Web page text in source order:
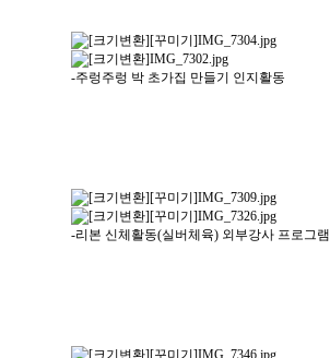
-주렁주렁 박 초가집 만들기 인지활동
-리본 신체활동(실버체육) 외부강사 프로그램